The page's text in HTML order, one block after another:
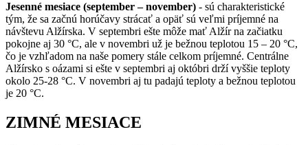
Jesenné mesiace (september – november) - sú charakteristické
tým, že sa začnú horúčavy strácať a opäť sú veľmi príjemné na
návštevu Alžírska. V septembri ešte môže mať Alžír na začiatku
pokojne aj 30 °C, ale v novembri už je bežnou teplotou 15 – 20 °C,
čo je vzhľadom na naše pomery stále celkom príjemné. Centrálne
Alžírsko s oázami si ešte v septembri aj októbri drží vyššie teploty
okolo 25-28 °C. V novembri aj tu padajú teploty a bežnou teplotou
je 20 °C.
ZIMNÉ MESIACE